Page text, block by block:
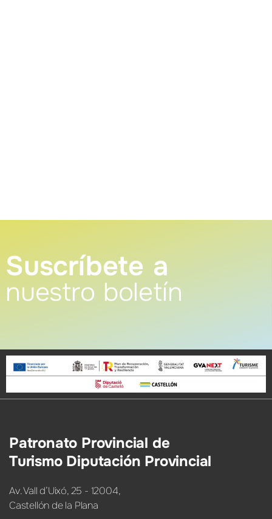
Suscríbete a
nuestro boletín
Patronato Provincial de
Turismo Diputación Provincial
Av. Vall d’Uixó, 25 - 12004,
Castellón de la Plana